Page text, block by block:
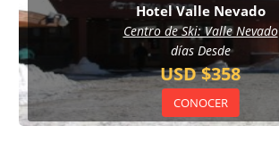
Hotel Valle Nevado
Centro de Ski: Valle Nevado
días Desde
USD $358
CONOCER